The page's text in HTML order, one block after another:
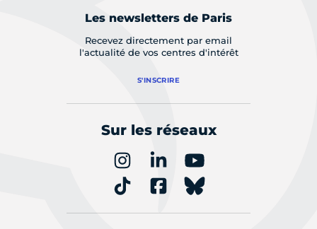
Les newsletters de Paris
Recevez directement par email
l'actualité de vos centres d'intérêt
S'INSCRIRE
Sur les réseaux